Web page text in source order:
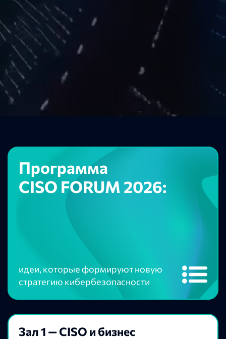
Программа
CISO FORUM 2026:
идеи, которые формируют новую
стратегию кибербезопасности
Зал 1 — CISO и бизнес